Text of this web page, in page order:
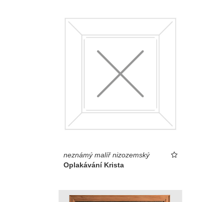
neznámý malíř nizozemský
Oplakávání Krista